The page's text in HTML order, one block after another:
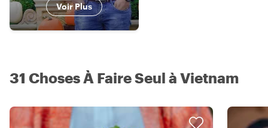
Voir Plus
31 Choses À Faire Seul à Vietnam